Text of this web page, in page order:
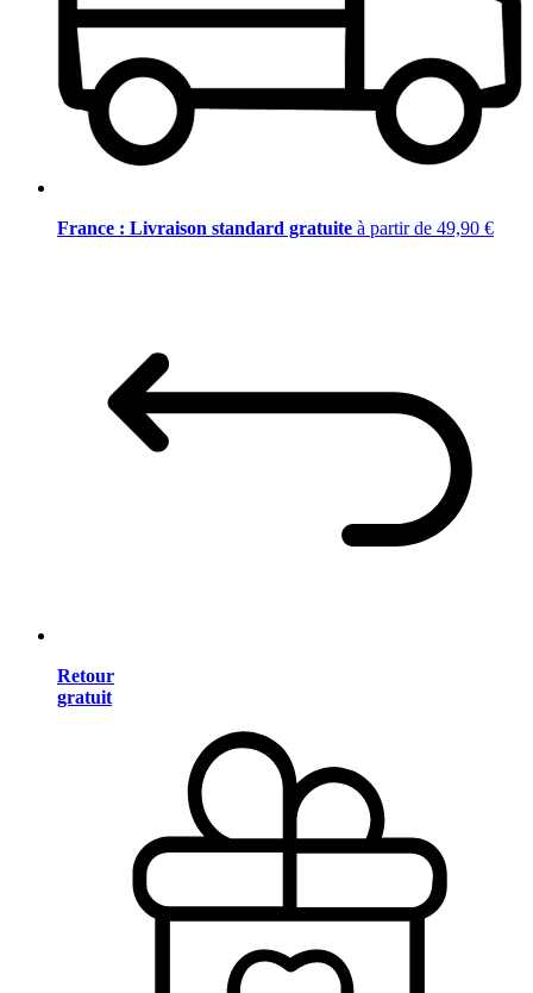
France : Livraison standard gratuite à partir de 49,90 €
Retour
gratuit